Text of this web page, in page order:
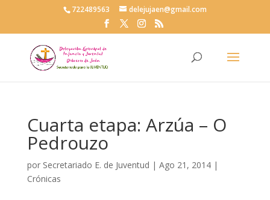
722489563 delejujaen@gmail.com
Cuarta etapa: Arzúa – O
Pedrouzo
por Secretariado E. de Juventud | Ago 21, 2014|
Crónicas